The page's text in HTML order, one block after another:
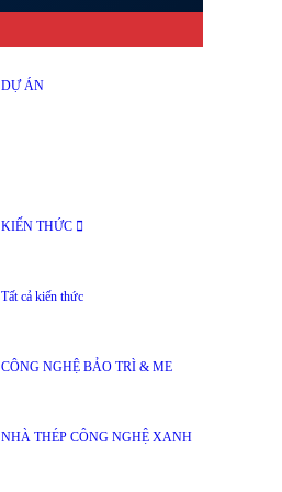
DỰ ÁN
KIẾN THỨC
Tất cả kiến thức
CÔNG NGHỆ BẢO TRÌ & ME
NHÀ THÉP CÔNG NGHỆ XANH